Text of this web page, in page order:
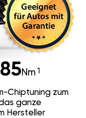
Nm
Chiptuning zum
ganze
Hersteller